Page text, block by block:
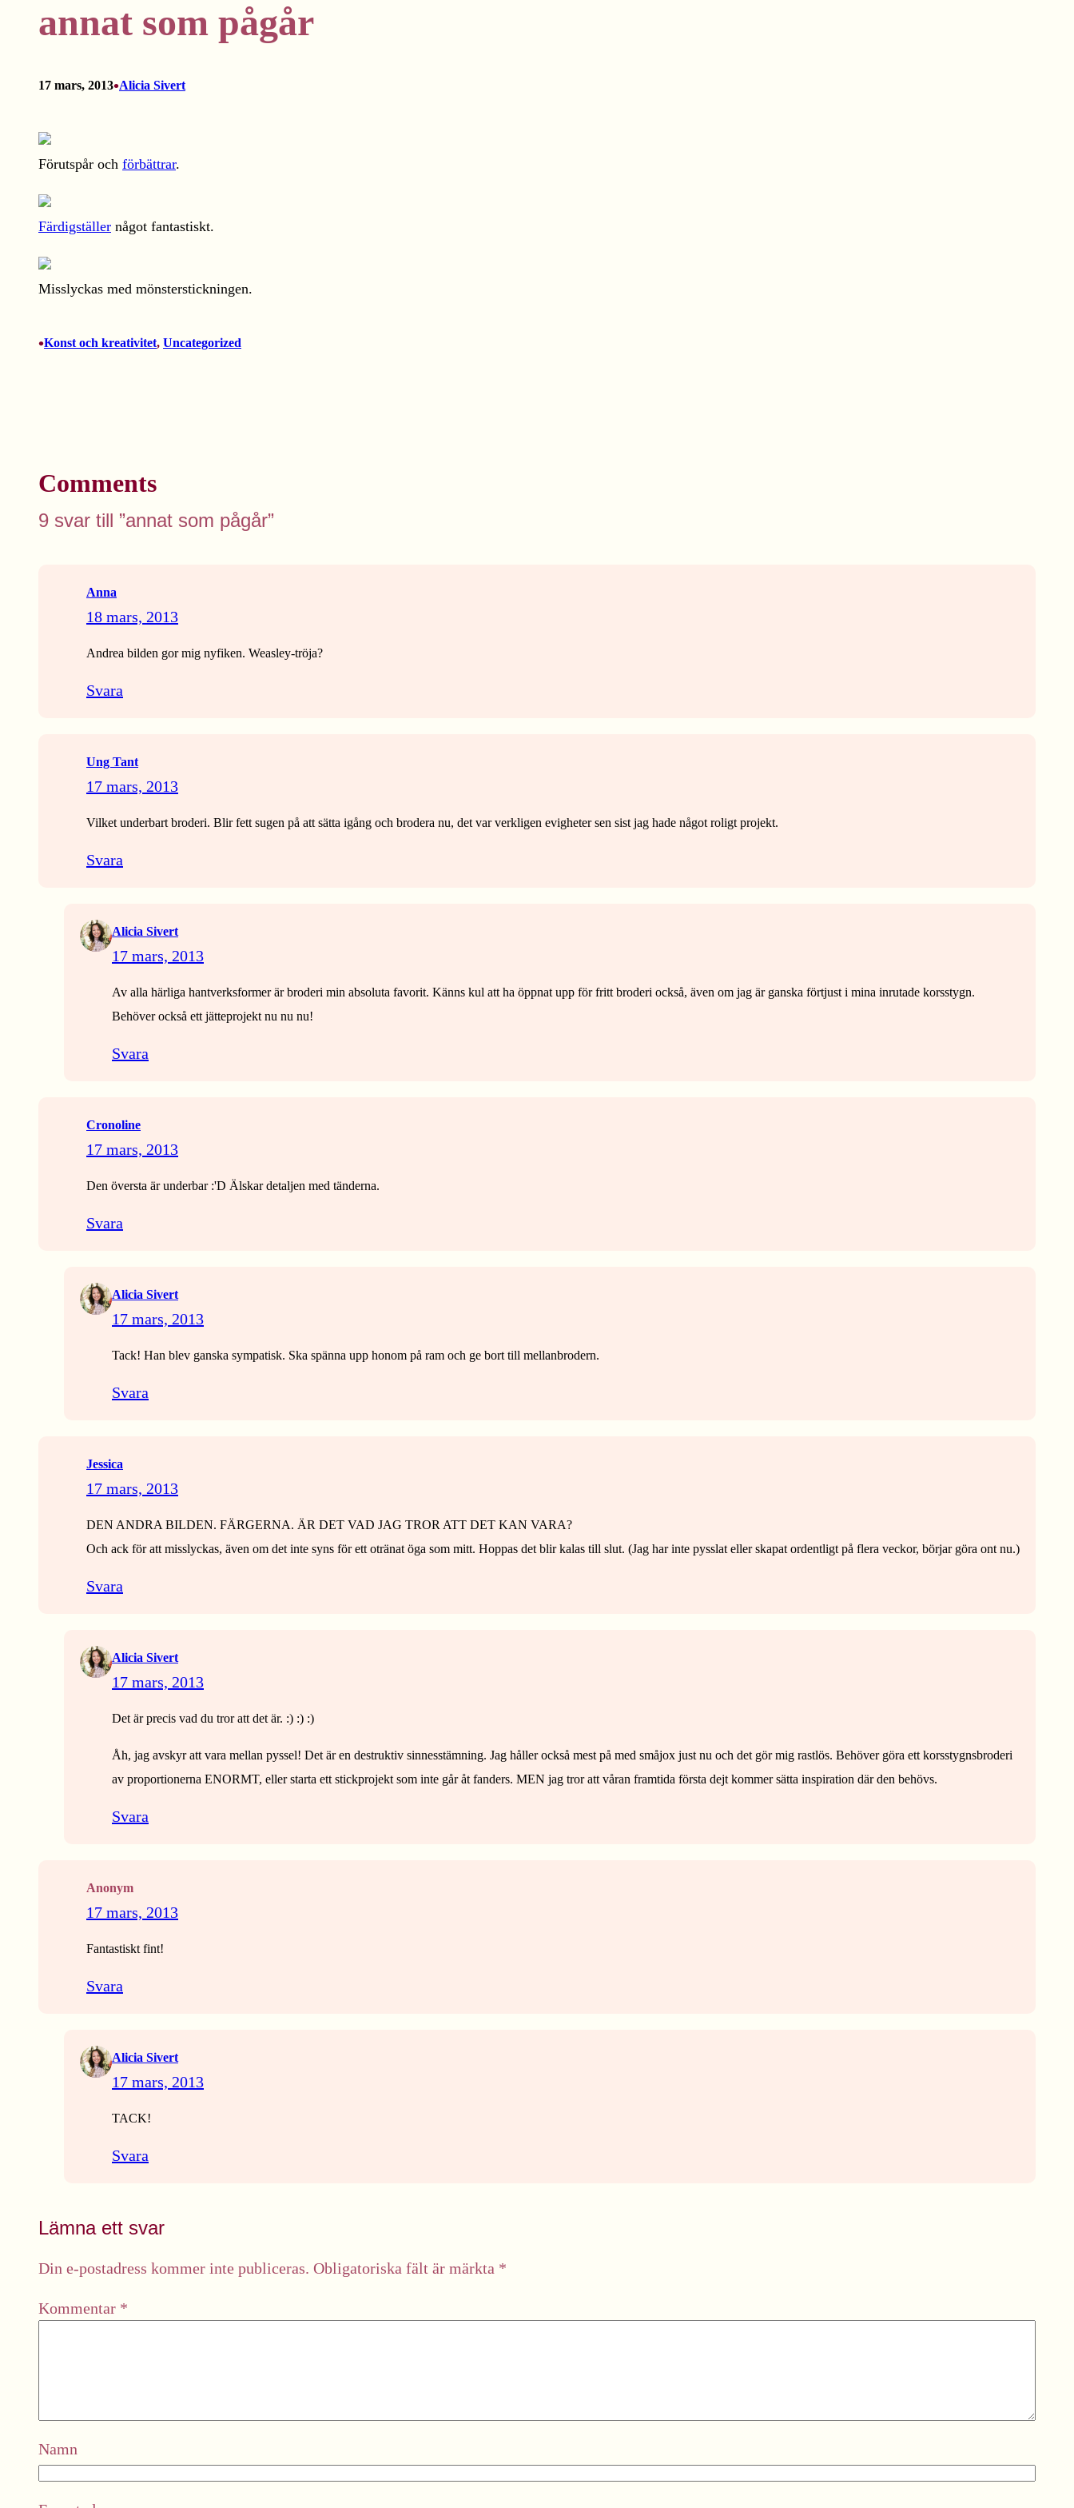
annat som pågår
17 mars, 2013•Alicia Sivert
Förutspår och förbättrar.
Färdigställer något fantastiskt.
Misslyckas med mönsterstickningen.
•Konst och kreativitet, Uncategorized
Comments
9 svar till ”annat som pågår”
Anna
18 mars, 2013
Andrea bilden gor mig nyfiken. Weasley-tröja?
Svara
Ung Tant
17 mars, 2013
Vilket underbart broderi. Blir fett sugen på att sätta igång och brodera nu, det var verkligen evigheter sen sist jag hade något roligt projekt.
Svara
Alicia Sivert
17 mars, 2013
Av alla härliga hantverksformer är broderi min absoluta favorit. Känns kul att ha öppnat upp för fritt broderi också, även om jag är ganska förtjust i mina inrutade korsstygn.
Behöver också ett jätteprojekt nu nu nu!
Svara
Cronoline
17 mars, 2013
Den översta är underbar :'D Älskar detaljen med tänderna.
Svara
Alicia Sivert
17 mars, 2013
Tack! Han blev ganska sympatisk. Ska spänna upp honom på ram och ge bort till mellanbrodern.
Svara
Jessica
17 mars, 2013
DEN ANDRA BILDEN. FÄRGERNA. ÄR DET VAD JAG TROR ATT DET KAN VARA?
Och ack för att misslyckas, även om det inte syns för ett otränat öga som mitt. Hoppas det blir kalas till slut. (Jag har inte pysslat eller skapat ordentligt på flera veckor, börjar göra ont nu.)
Svara
Alicia Sivert
17 mars, 2013
Det är precis vad du tror att det är. :) :) :)
Åh, jag avskyr att vara mellan pyssel! Det är en destruktiv sinnesstämning. Jag håller också mest på med småjox just nu och det gör mig rastlös. Behöver göra ett korsstygnsbroderi
av proportionerna ENORMT, eller starta ett stickprojekt som inte går åt fanders. MEN jag tror att våran framtida första dejt kommer sätta inspiration där den behövs.
Svara
Anonym
17 mars, 2013
Fantastiskt fint!
Svara
Alicia Sivert
17 mars, 2013
TACK!
Svara
Lämna ett svar
Din e-postadress kommer inte publiceras. Obligatoriska fält är märkta *
Kommentar *
Namn